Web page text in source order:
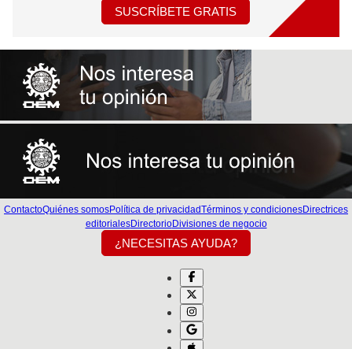
SUSCRÍBETE GRATIS
ContactoQuiénes somosPolítica de privacidadTérminos y condicionesDirectrices
editorialesDirectorioDivisiones de negocio
¿NECESITAS AYUDA?